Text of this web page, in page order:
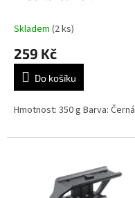
Armory - černý
Skladem (2 ks)
259 Kč
Do košíku
Hmotnost: 350 g Barva: Černá